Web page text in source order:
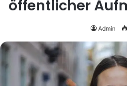
öffentlicher
Admin